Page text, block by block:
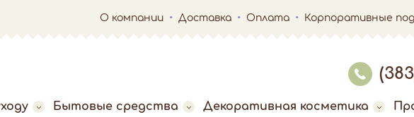
О компании Доставка Оплата Корпоративные
Бытовые средства Декоративная косметика